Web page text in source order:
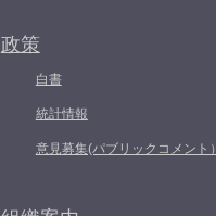
政策
白書
統計情報
意見募集(パブリックコメント）